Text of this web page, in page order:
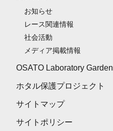
お知らせ
レース関連情報
社会活動
メディア掲載情報
OSATO Laboratory Garden
ホタル保護プロジェクト
サイトマップ
サイトポリシー